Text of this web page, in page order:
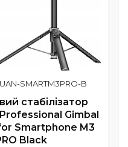
SMARTM3PRO-B
стабілізатор
Gimbal
Smartphone M3
Black